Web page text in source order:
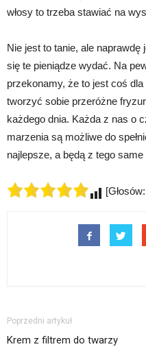
włosy to trzeba stawiać na
Nie jest to tanie, ale naprawdę
się te pieniądze wydać. Na
przekonamy, że to jest coś dla
tworzyć sobie przeróżne
każdego dnia. Każda z nas o
marzenia są możliwe do
najlepsze, a będą z tego
Poprzedni artykuł
Krem z filtrem do twarzy